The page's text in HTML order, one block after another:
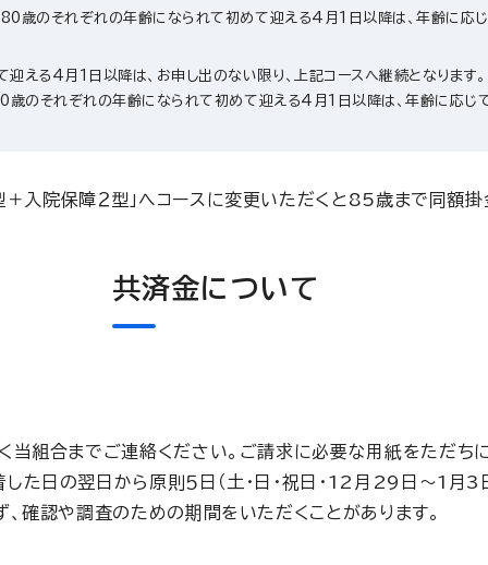
歳のそれぞれの年齢になられて初めて迎える4月1日以降は、年齢に応
える4月1日以降は、お申し出のない限り、上記コースへ継続となります。
歳のそれぞれの年齢になられて初めて迎える4月1日以降は、年齢に応じ
＋入院保障２型」へコースに変更いただくと85歳まで同額
共済金について
当組合までご連絡ください。ご請求に必要な用紙をただち
た日の翌日から原則５日（土・日・祝日・12月29日～1月3
確認や調査のための期間をいただくことがあります。